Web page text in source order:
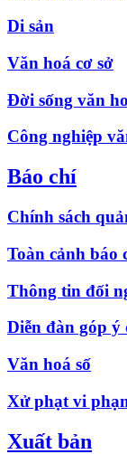
Di sản
Văn hoá cơ sở
Đời sống văn
Công nghiệp
Báo chí
Chính sách
Toàn cảnh báo
Thông tin đối
Diễn đàn góp ý
Văn hoá số
Xử phạt vi
Xuất bản